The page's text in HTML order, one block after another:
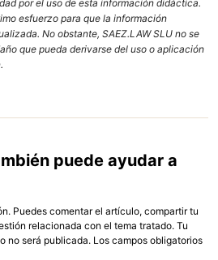
por el uso de esta información didáctica.
esfuerzo para que la información
No obstante, SAEZ.LAW SLU no se
que pueda derivarse del uso o aplicación
puede ayudar a
Puedes comentar el artículo, compartir tu
relacionada con el tema tratado. Tu
no será publicada. Los campos obligatorios